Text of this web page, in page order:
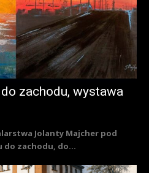
zachodu, wystawa
Jolanty Majcher pod
do zachodu, do...